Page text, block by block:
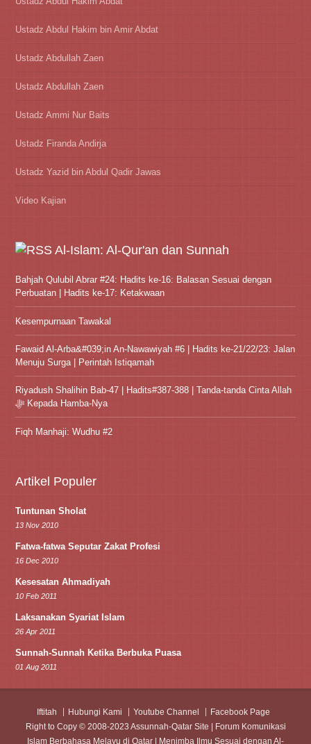
Ustadz Abdul Hakim bin Amir Abdat
Ustadz Abdullah Zaen
Ustadz Abdullah Zaen
Ustadz Ammi Nur Baits
Ustadz Firanda Andirja
Ustadz Yazid bin Abdul Qadir Jawas
Video Kajian
Al-Islam: Al-Qur'an dan Sunnah
Bahjah Qulubil Abrar #24: Hadits ke-16: Balasan Sesuai dengan
Perbuatan | Hadits ke-17: Ketakwaan
Kesempurnaan Tawakal
Fawaid Al-Arba&#039;in An-Nawawiyah #6 | Hadits ke-21/22/23: Jalan
Menuju Surga | Perintah Istiqamah
Riyadush Shalihin Bab-47 | Hadits#387-388 | Tanda-tanda Cinta Allah
ﷻ Kepada Hamba-Nya
Fiqh Manhaji: Wudhu #2
Artikel Populer
Tuntunan Sholat
13 Nov 2010
Fatwa-fatwa Seputar Zakat Profesi
16 Dec 2010
Kesesatan Ahmadiyah
10 Feb 2011
Laksanakan Syariat Islam
26 Apr 2011
Sunnah-Sunnah Ketika Berbuka Puasa
01 Aug 2011
Iftitah Hubungi Kami Youtube Channel
Facebook Page
Right to Copy © 2008-2023 Assunnah-Qatar Site | Forum Komunikasi
Islam Berbahasa Melayu di Qatar | Menimba Ilmu Sesuai dengan Al-